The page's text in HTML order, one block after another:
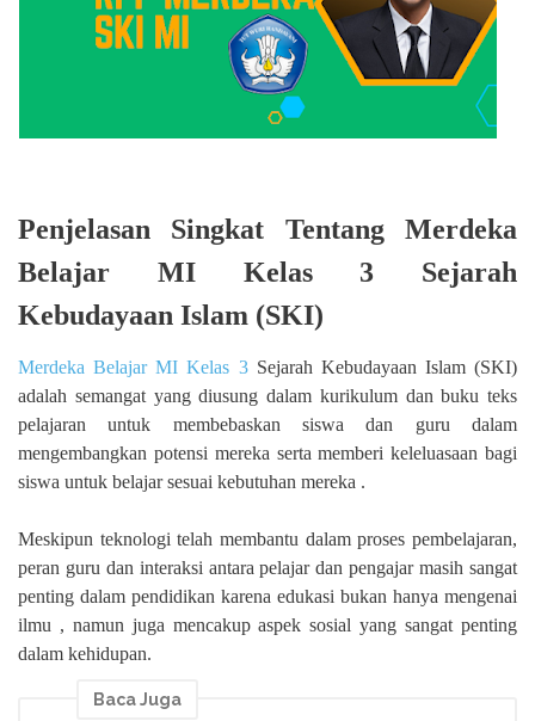
Penjelasan Singkat Tentang Merdeka
Belajar MI Kelas 3 Sejarah
Kebudayaan Islam (SKI)
Merdeka Belajar MI Kelas 3Sejarah Kebudayaan Islam (SKI)
adalah semangat yang diusung dalam kurikulum dan buku teks
pelajaran untuk membebaskan siswa dan guru dalam
mengembangkan potensi mereka serta memberi keleluasaan bagi
siswa untuk belajar sesuai kebutuhan mereka .
Meskipun teknologi telah membantu dalam proses pembelajaran,
peran guru dan interaksi antara pelajar dan pengajar masih sangat
penting dalam pendidikan karena edukasi bukan hanya mengenai
ilmu , namun juga mencakup aspek sosial yang sangat penting
dalam kehidupan.
Baca Juga